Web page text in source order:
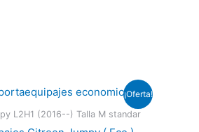
¡Oferta!
L2H1 (2016--) Talla M standar
El
precio
actual